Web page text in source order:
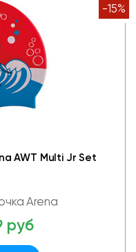
-15%
AWT Multi Jr Set
Arena
руб